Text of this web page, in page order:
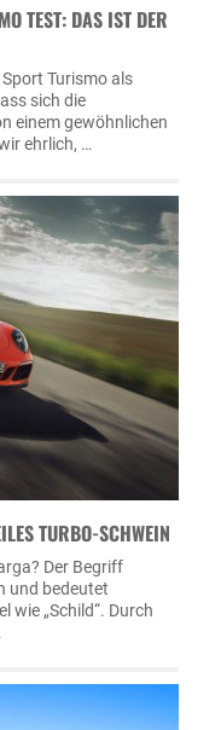
TEST: DAS IST DER
Turismo als
sich die
einem gewöhnlichen
ehrlich, …
TURBO-SCHWEIN
Der Begriff
und bedeutet
wie „Schild“. Durch